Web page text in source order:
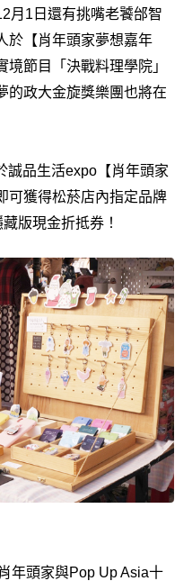
月1日還有挑嘴老饕邰智
於【肖年頭家夢想嘉年
節目「決戰料理學院」
的政大金旋獎樂團也將在
誠品生活expo【肖年頭家
可獲得松菸店內指定品牌
版現金折抵券！
年頭家與Pop Up Asia十